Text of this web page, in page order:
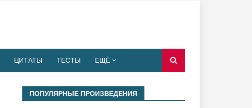
ЦИТАТЫ ТЕСТЫ ЕЩЁ
ПОПУЛЯРНЫЕ ПРОИЗВЕДЕНИЯ